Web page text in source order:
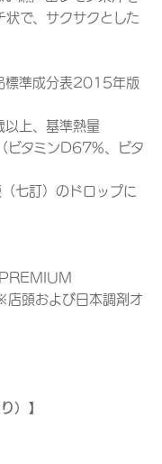
で、サクサクとした
準成分表2015年版
上、基準熱量
タミンD67%、ビタ
七訂）のドロップに
頭および日本調剤オ
）】